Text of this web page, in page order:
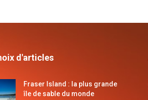
d'articles
Fraser Island : la plus grande
île de sable du monde